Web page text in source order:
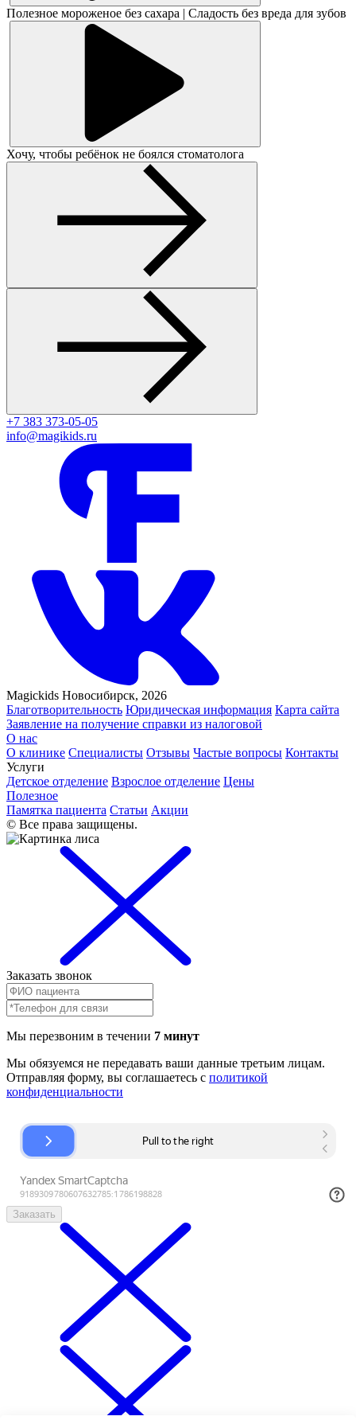
Полезное мороженое без сахара | Сладость без вреда для зубов
Хочу, чтобы ребёнок не боялся стоматолога
+7 383 373-05-05
info@magikids.ru
Magickids Новосибирск, 2026
Благотворительность Юридическая информация Карта сайта
Заявление на получение справки из налоговой
О нас
О клинике Специалисты Отзывы Частые вопросы Контакты
Услуги
Детское отделение Взрослое отделение Цены
Полезное
Памятка пациента Статьи Акции
© Все права защищены.
Заказать звонок
Мы перезвоним в течении 7 минут
Мы обязуемся не передавать ваши данные третьим лицам.
Отправляя форму, вы соглашаетесь с политикой
конфиденциальности
Заказать